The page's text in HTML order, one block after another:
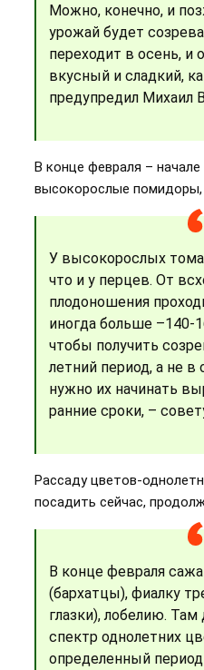
Можно, конечно, и
урожай будет
переходит в осень, и
вкусный и сладкий,
предупредил Михаил
В конце февраля –
высокорослые помидоры,
У высокорослых
что и у перцев. От
плодоношения
иногда больше –140-
чтобы получить
летний период, а не
нужно их начинать
ранние сроки, –
Рассаду цветов-
посадить сейчас,
В конце февраля
(бархатцы), фиалку
глазки), лобелию.
спектр однолетних
определенный